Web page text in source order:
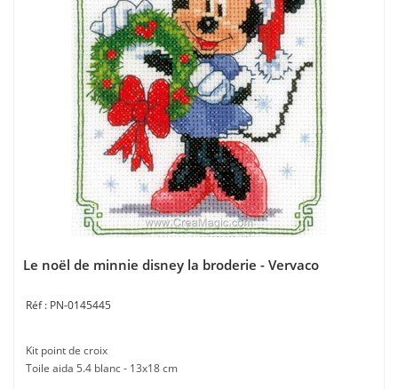
Le noël de minnie disney la broderie - Vervaco
PN-0145445
Kit point de croix
Toile aida 5.4 blanc - 13x18 cm